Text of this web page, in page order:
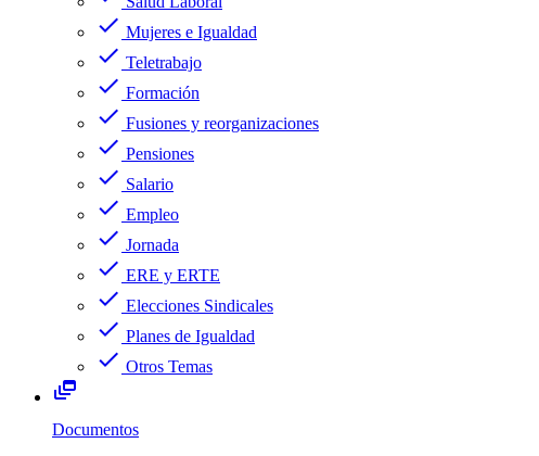
check Mujeres e Igualdad
check Teletrabajo
check Formación
check Fusiones y reorganizaciones
check Pensiones
check Salario
check Empleo
check Jornada
check ERE y ERTE
check Elecciones Sindicales
check Planes de Igualdad
check Otros Temas
dynamic_feed
Documentos